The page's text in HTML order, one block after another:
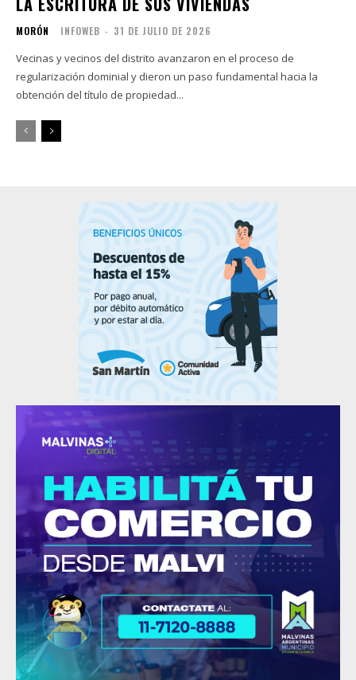
MORÓN INFOWEB - 31 DE JULIO DE 2026
Vecinas y vecinos del distrito avanzaron en el proceso de
regularización dominial y dieron un paso fundamental hacia la
obtención del título de propiedad...